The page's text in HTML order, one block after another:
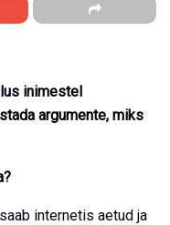
inimestel
argumente, miks
internetis aetud ja